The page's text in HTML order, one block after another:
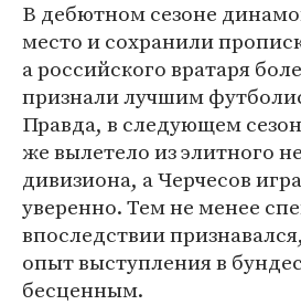
В дебютном сезоне
место и сохранили
а российского вратаря
признали лучшим
Правда, в следующем
же вылетело из элитного
дивизиона, а Черчесов
уверенно. Тем не менее
впоследствии
опыт выступления в
бесценным.